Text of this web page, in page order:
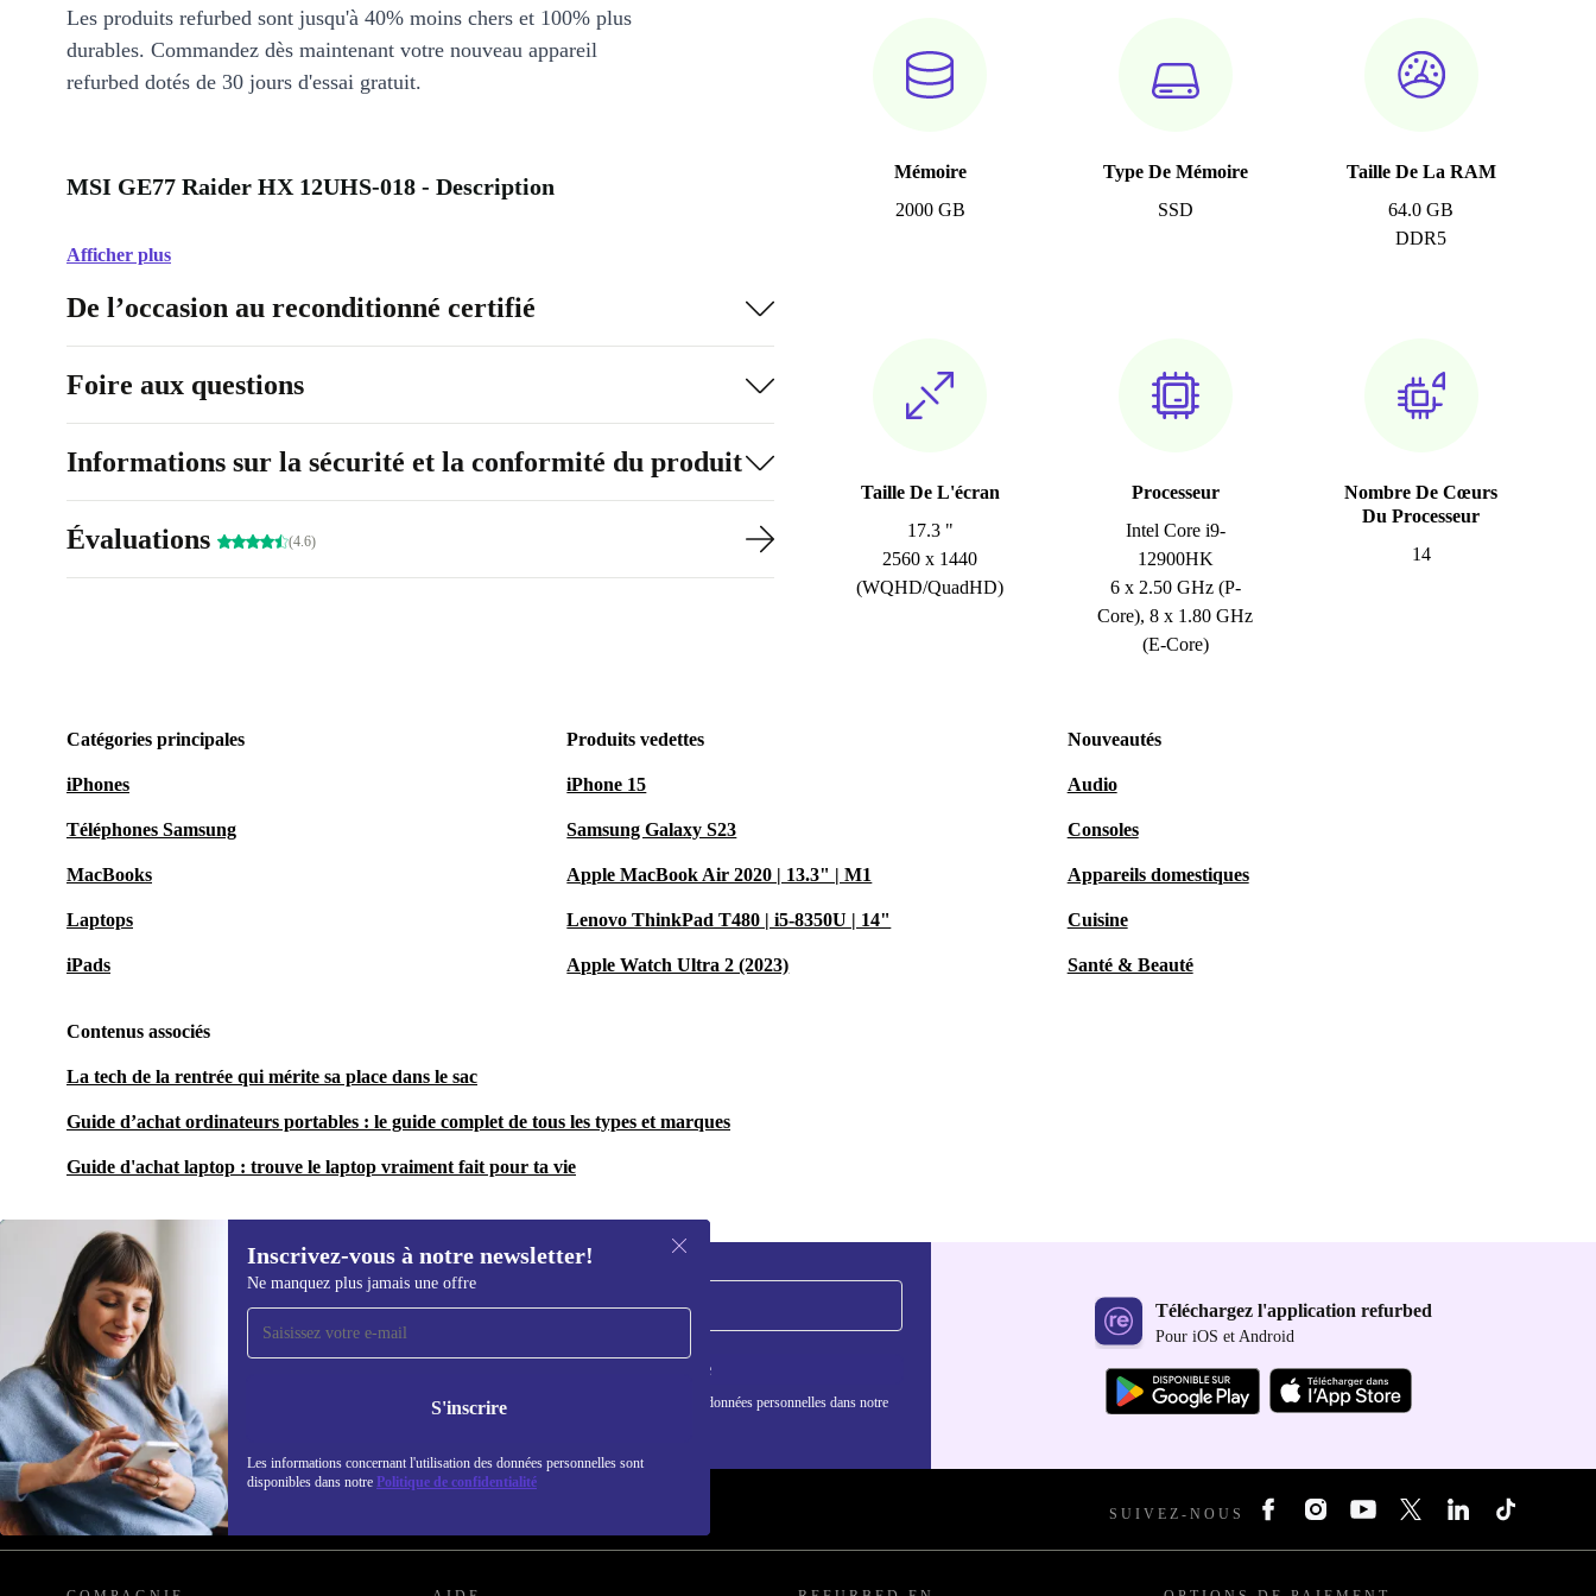
Mémoire
2000 GB
Type De Mémoire
SSD
Taille De La RAM
64.0 GB
DDR5
Taille De L'écran
17.3 "
2560 x 1440
(WQHD/QuadHD)
Processeur
Intel Core i9-
12900HK
6 x 2.50 GHz (P-
Core), 8 x 1.80 GHz
(E-Core)
Nombre De Cœurs
Du Processeur
14
Les produits refurbed sont jusqu'à 40% moins chers et 100% plus
durables. Commandez dès maintenant votre nouveau appareil
refurbed dotés de 30 jours d'essai gratuit.
MSI GE77 Raider HX 12UHS-018 - Description
Afficher plus
De l’occasion au reconditionné certifié
Foire aux questions
Informations sur la sécurité et la conformité du produit
Évaluations (4.6)
Catégories principales
iPhones
Téléphones Samsung
MacBooks
Laptops
iPads
Produits vedettes
iPhone 15
Samsung Galaxy S23
Apple MacBook Air 2020 | 13.3" | M1
Lenovo ThinkPad T480 | i5-8350U | 14"
Apple Watch Ultra 2 (2023)
Nouveautés
Audio
Consoles
Appareils domestiques
Cuisine
Santé & Beauté
Contenus associés
La tech de la rentrée qui mérite sa place dans le sac
Guide d’achat ordinateurs portables : le guide complet de tous les types et marques
Guide d'achat laptop : trouve le laptop vraiment fait pour ta vie
Inscrivez-vous à notre newsletter!
Ne manquez plus jamais une offre
S'inscrire
Les informations concernant l'utilisation des données personnelles sont
disponibles dans notre Politique de confidentialité
Recevoir offres et infos de
refurbed par mail
Ne manquez plus aucune offre.
S'inscrire
Retrouvez les informations sur l'utilisation des données personnelles dans notre
Téléchargez l'application refurbed
Pour iOS et Android
REFURBED FRANCE - RETHINK NEW. SUIVEZ-NOUS